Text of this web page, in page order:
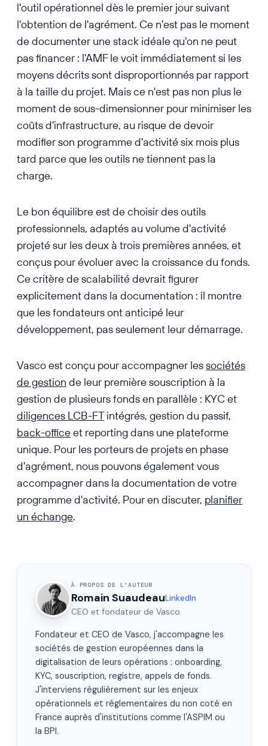
l'outil opérationnel dès le premier jour suivant
l'obtention de l'agrément. Ce n'est pas le moment
de documenter une stack idéale qu'on ne peut
pas financer : l'AMF le voit immédiatement si les
moyens décrits sont disproportionnés par rapport
à la taille du projet. Mais ce n'est pas non plus le
moment de sous-dimensionner pour minimiser les
coûts d'infrastructure, au risque de devoir
modifier son programme d'activité six mois plus
tard parce que les outils ne tiennent pas la
charge.
Le bon équilibre est de choisir des outils
professionnels, adaptés au volume d'activité
projeté sur les deux à trois premières années, et
conçus pour évoluer avec la croissance du fonds.
Ce critère de scalabilité devrait figurer
explicitement dans la documentation : il montre
que les fondateurs ont anticipé leur
développement, pas seulement leur démarrage.
Vasco est conçu pour accompagner lessociétés
de gestion de leur première souscription à la
gestion de plusieurs fonds en parallèle : KYC et
diligences LCB-FTintégrés, gestion du passif,
back-officeet reporting dans une plateforme
unique. Pour les porteurs de projets en phase
d'agrément, nous pouvons également vous
accompagner dans la documentation de votre
programme d'activité. Pour en discuter, planifier
un échange.
À PROPOS DE L'AUTEUR
Romain SuaudeauLinkedIn
CEO et fondateur de Vasco
Fondateur et CEO de Vasco, j'accompagne les
sociétés de gestion européennes dans la
digitalisation de leurs opérations : onboarding,
KYC, souscription, registre, appels de fonds.
J'interviens régulièrement sur les enjeux
opérationnels et réglementaires du non coté en
France auprès d'institutions comme l'ASPIM ou
la BPI.